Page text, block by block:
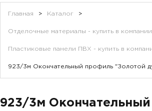
Главная > Каталог >
Отделочные материалы - купить в компании
Пластиковые панели ПВХ - купить в
923/3м Окончательный профиль "Золотой
923/3м